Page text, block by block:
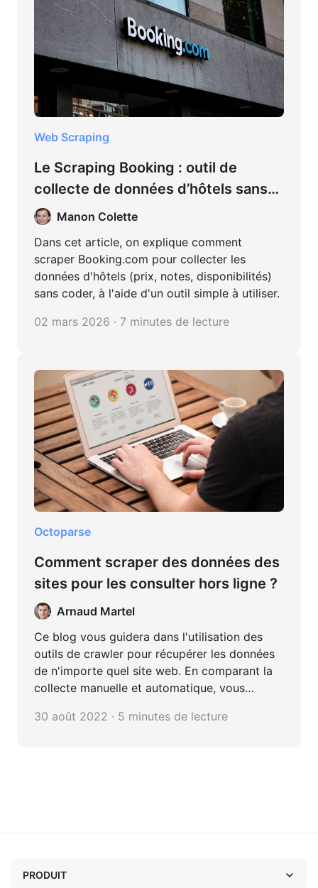
Web Scraping
Le Scraping Booking : outil de
collecte de données d’hôtels sans
coderManon Colette
Dans cet article, on explique comment
scraper Booking.com pour collecter les
données d'hôtels (prix, notes, disponibilités)
sans coder, à l'aide d'un outil simple à utiliser.
02 mars 2026 · 7 minutes de lecture
Octoparse
Comment scraper des données des
sites pour les consulter hors ligne ?
Arnaud Martel
Ce blog vous guidera dans l'utilisation des
outils de crawler pour récupérer les données
de n'importe quel site web. En comparant la
collecte manuelle et automatique, vous
tiers. La science des données et
30 août 2022 · 5 minutes de lecture
PRODUIT